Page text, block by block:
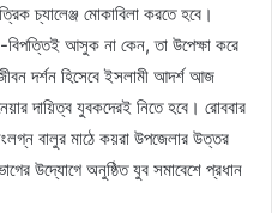
চ্যালেঞ্জ মোকাবিলা করতে হবে।
বিপত্তিই আসুক না কেন, তা উপেক্ষা করে
দর্শন হিসেবে ইসলামী আদর্শ আজ
দায়িত্ব যুবকদেরই নিতে হবে। রোববার
বালুর মাঠে কয়রা উপজেলার উত্তর
উদ্যোগে অনুষ্ঠিত যুব সমাবেশে প্রধান